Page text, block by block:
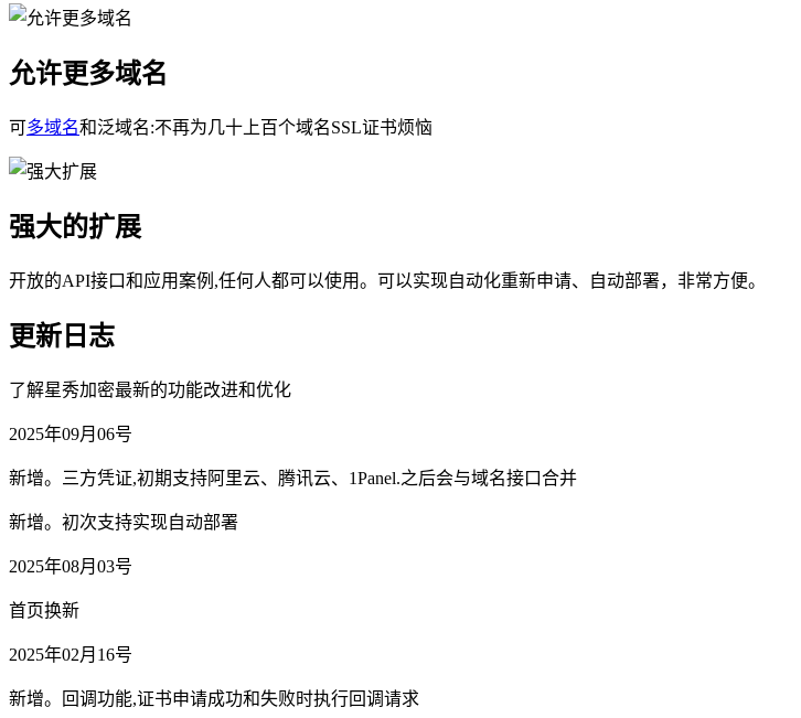
允许更多域名
可多域名和泛域名:不再为几十上百个域名SSL证书烦恼
强大的扩展
开放的API接口和应用案例,任何人都可以使用。可以实现自动化重新申请、自动部署，非常方便。
更新日志
了解星秀加密最新的功能改进和优化
2025年09月06号
新增。三方凭证,初期支持阿里云、腾讯云、1Panel.之后会与域名接口合并
新增。初次支持实现自动部署
2025年08月03号
首页换新
2025年02月16号
新增。回调功能,证书申请成功和失败时执行回调请求